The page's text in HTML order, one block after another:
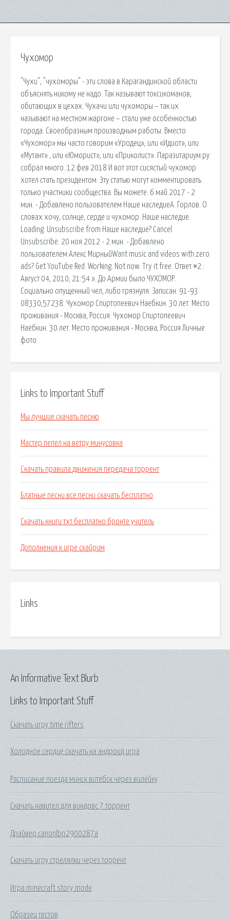
Чухомор
"Чухи", "чухоморы" - эти слова в Карагандинской области
объяснять никому не надо. Так называют токсикоманов,
обитающих в цехах. Чухачи или чухоморы – так их
называют на местном жаргоне – стали уже особенностью
города. Своеобразным производным работы. Вместо
«Чухомор» мы часто говорим «Уродец», или «Идиот», или
«Мутант» , или «Юморист», или «Приколист». Паразитариум.ру
собрал много. 12 фев 2018 И вот этот сисястый чухомор
хотел стать президентом. Эту статью могут комментировать
только участники сообщества. Вы можете. 6 май 2017 - 2
мин. - Добавлено пользователем Наше наследиеА. Горлов. О
словах хочу, солнце, серде и чухомор. Наше наследие.
Loading. Unsubscribe from Наше наследие? Cancel
Unsubscribe. 20 ноя 2012 - 2 мин. - Добавлено
пользователем Алекс МирныйWant music and videos with zero
ads? Get YouTube Red. Working. Not now. Try it free. Ответ #2 :
Август 04, 2010, 21:54 ». До Армии было ЧУХОМОР.
Социально опущенный чел, либо грязнуля. Записан. 91-93
08330,57238. Чухомор Спиртопеевич Наебкин. 30 лет. Место
проживания - Москва, Россия. Чухомор Спиртопеевич
Наебкин. 30 лет. Место проживания - Москва, Россия Личные
фото.
Links to Important Stuff
Мы лучшие скачать песню
Мастер пепел на ветру минусовка
Скачать правила движения передача торрент
Блатные песни все песни скачать бесплатно
Скачать книги тхт бесплатно бронте учитель
Дополнения к игре скайрим
Links
Links to Important Stuff
Скачать игру time rifters
Холодное сердце скачать на андроид игра
Расписание поезда минск витебск через вилейку
Скачать навител для виндовс 7 торрент
Драйвер canonlbp2900287a
Скачать игру стрелялки через торрент
Игра minecraft story mode
Образец тестов
An Informative Text Blurb